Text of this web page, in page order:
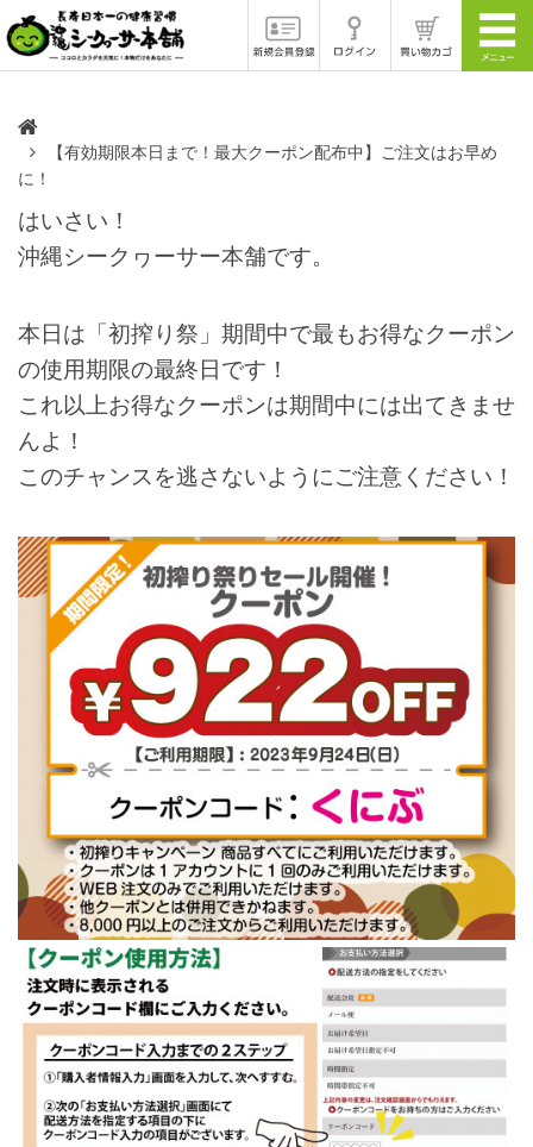
【有効期限本日まで！最大クーポン配布中】ご注文はお早め
に！
はいさい！
沖縄シークヮーサー本舗です。
本日は「初搾り祭」期間中で最もお得なクーポン
の使用期限の最終日です！
これ以上お得なクーポンは期間中には出てきませ
んよ！
このチャンスを逃さないようにご注意ください！